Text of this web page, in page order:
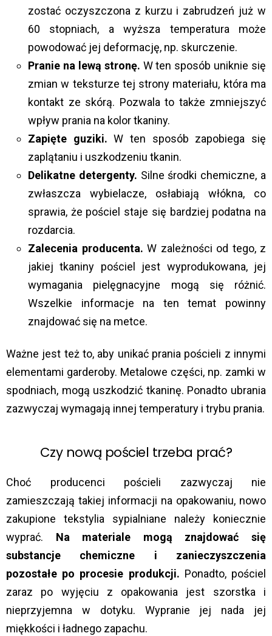
zostać oczyszczona z kurzu i zabrudzeń już w
60 stopniach, a wyższa temperatura może
powodować jej deformację, np. skurczenie.
Pranie na lewą stronę. W ten sposób uniknie się
zmian w teksturze tej strony materiału, która ma
kontakt ze skórą. Pozwala to także zmniejszyć
wpływ prania na kolor tkaniny.
Zapięte guziki. W ten sposób zapobiega się
zaplątaniu i uszkodzeniu tkanin.
Delikatne detergenty. Silne środki chemiczne, a
zwłaszcza wybielacze, osłabiają włókna, co
sprawia, że pościel staje się bardziej podatna na
rozdarcia.
Zalecenia producenta. W zależności od tego, z
jakiej tkaniny pościel jest wyprodukowana, jej
wymagania pielęgnacyjne mogą się różnić.
Wszelkie informacje na ten temat powinny
znajdować się na metce.
Ważne jest też to, aby unikać prania pościeli z innymi
elementami garderoby. Metalowe części, np. zamki w
spodniach, mogą uszkodzić tkaninę. Ponadto ubrania
zazwyczaj wymagają innej temperatury i trybu prania.
Czy nową pościel trzeba prać?
Choć producenci pościeli zazwyczaj nie
zamieszczają takiej informacji na opakowaniu, nowo
zakupione tekstylia sypialniane należy koniecznie
wyprać. Na materiale mogą znajdować się
substancje chemiczne i zanieczyszczenia
pozostałe po procesie produkcji. Ponadto, pościel
zaraz po wyjęciu z opakowania jest szorstka i
nieprzyjemna w dotyku. Wypranie jej nada jej
miękkości i ładnego zapachu.